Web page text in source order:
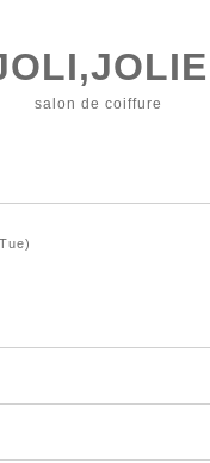
salon de coiffure